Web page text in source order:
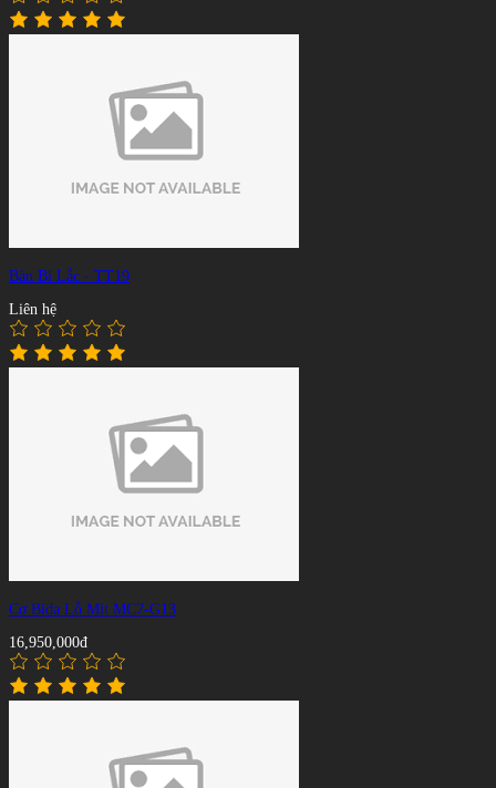
Bàn Bi Lắc - TT19
Liên hệ
Cơ Bida Lỗ Mit MC7-G13
16,950,000đ